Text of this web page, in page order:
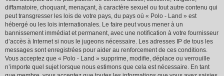
diffamatoire, choquant, menaçant, à caractère sexuel ou tout autre contenu qui
peut transgresser les lois de votre pays, du pays où « Polo - Land » est
hébergé ou les lois internationales. Le faire peut vous mener à un
bannissement immédiat et permanent, avec une notification à votre fournisseur
d’accès à Internet si nous le jugeons nécessaire. Les adresses IP de tous les
messages sont enregistrées pour aider au renforcement de ces conditions.
Vous acceptez que « Polo - Land » supprime, modifie, déplace ou verrouille
n’importe quel sujet lorsque nous estimons que cela est nécessaire. En tant